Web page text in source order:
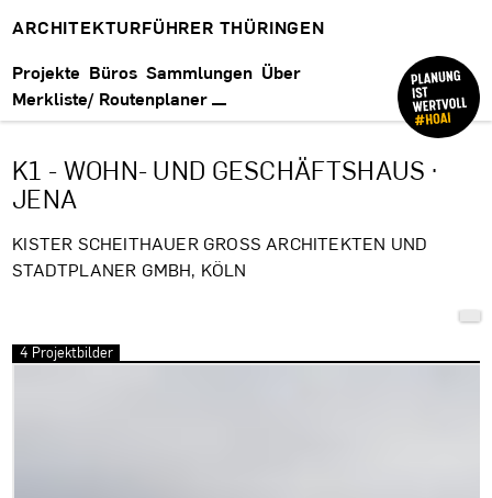
ARCHITEKTURFÜHRER THÜRINGEN
Projekte Büros Sammlungen Über
Merkliste/ Routenplaner
K1 - WOHN- UND GESCHÄFTSHAUS ·
JENA
KISTER SCHEITHAUER GROSS ARCHITEKTEN UND
STADTPLANER GMBH, KÖLN
4 Projektbilder
Bilder überspringen